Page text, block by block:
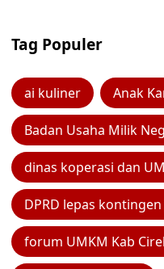
Tag Populer
ai kuliner Anak
Badan Usaha Milik
dinas koperasi dan
DPRD lepas
forum UMKM Kab